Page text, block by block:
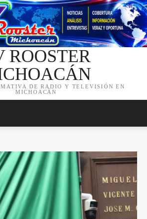
ROOSTER
DE RADIO Y TELEVISIÓN EN
MICHOACÁN